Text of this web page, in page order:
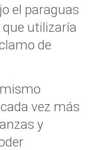
el paraguas
utilizaría
de
vez más
y